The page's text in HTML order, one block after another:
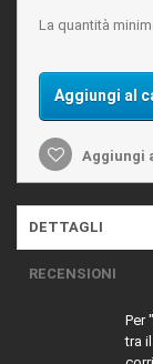
La quantità
Aggiungi al
Aggiungi
DETTAGLI
RECENSIONI
Per
tra